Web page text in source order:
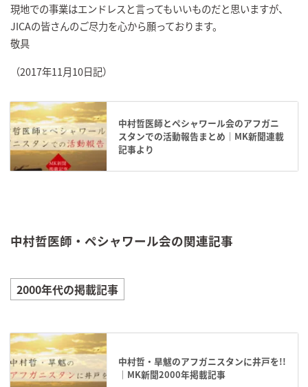
現地での事業はエンドレスと言ってもいいものだと思いますが、
JICAの皆さんのご尽力を心から願っております。
敬具
（2017年11月10日記）
中村哲医師とペシャワール会のアフガニ
スタンでの活動報告まとめ｜MK新聞連載
記事より
中村哲医師・ペシャワール会の関連記事
2000年代の掲載記事
中村哲・旱魃のアフガニスタンに井戸を!!
｜MK新聞2000年掲載記事